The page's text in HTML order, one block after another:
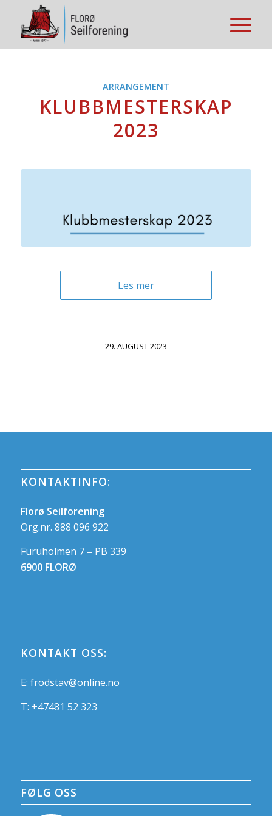
ARRANGEMENT
KLUBBMESTERSKAP
2023
Les mer
29. AUGUST 2023
KONTAKTINFO:
Florø Seilforening
Org.nr. 888 096 922
Furuholmen 7 – PB 339
6900 FLORØ
KONTAKT OSS:
E: frodstav@online.no
T: +47481 52 323
FØLG OSS